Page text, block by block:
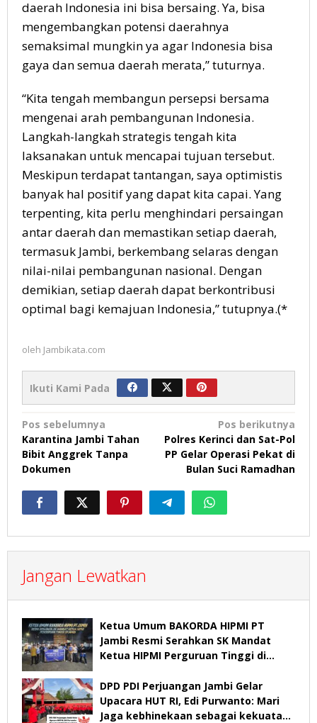
daerah Indonesia ini bisa bersaing. Ya, bisa
mengembangkan potensi daerahnya
semaksimal mungkin ya agar Indonesia bisa
gaya dan semua daerah merata,” tuturnya.
“Kita tengah membangun persepsi bersama
mengenai arah pembangunan Indonesia.
Langkah-langkah strategis tengah kita
laksanakan untuk mencapai tujuan tersebut.
Meskipun terdapat tantangan, saya optimistis
banyak hal positif yang dapat kita capai. Yang
terpenting, kita perlu menghindari persaingan
antar daerah dan memastikan setiap daerah,
termasuk Jambi, berkembang selaras dengan
nilai-nilai pembangunan nasional. Dengan
demikian, setiap daerah dapat berkontribusi
optimal bagi kemajuan Indonesia,” tutupnya.(*
oleh Jambikata.com
Ikuti Kami Pada
Navigasi
pos
Pos sebelumnya
Karantina Jambi Tahan
Bibit Anggrek Tanpa
Dokumen
Pos berikutnya
Polres Kerinci dan Sat-Pol
PP Gelar Operasi Pekat di
Bulan Suci Ramadhan
Jangan Lewatkan
Ketua Umum BAKORDA HIPMI PT
Jambi Resmi Serahkan SK Mandat
Ketua HIPMI Perguruan Tinggi di
DPD PDI Perjuangan Jambi Gelar
Upacara HUT RI, Edi Purwanto: Mari
Jaga kebhinekaan sebagai kekuatan